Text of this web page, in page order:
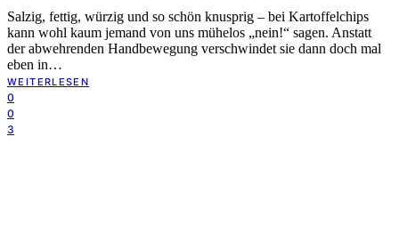
Salzig, fettig, würzig und so schön knusprig – bei Kartoffelchips
kann wohl kaum jemand von uns mühelos „nein!“ sagen. Anstatt
der abwehrenden Handbewegung verschwindet sie dann doch mal
eben in…
WEITERLESEN
0
0
3